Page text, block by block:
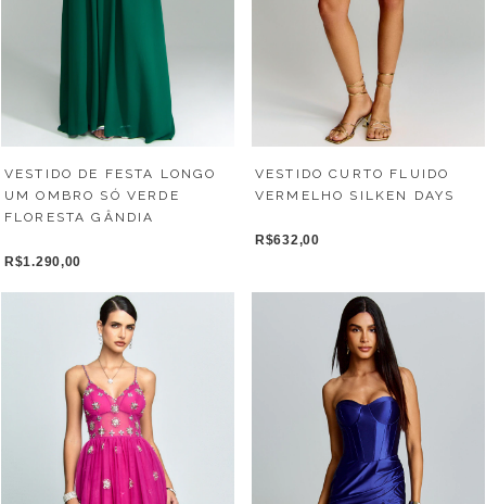
VESTIDO DE FESTA LONGO
UM OMBRO SÓ VERDE
FLORESTA GÂNDIA
R$1.290,00
VESTIDO CURTO FLUIDO
VERMELHO SILKEN DAYS
R$632,00